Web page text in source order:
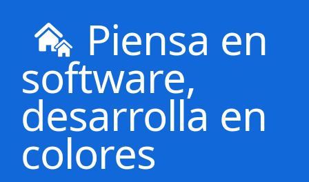
Piensa en
software,
desarrolla en
colores